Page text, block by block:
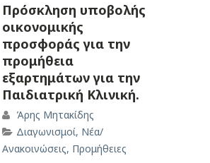
Πρόσκληση υποβολής
οικονομικής
προσφοράς για την
προμήθεια
εξαρτημάτων για την
Παιδιατρική Κλινική.
Άρης Μητακίδης
Διαγωνισμοί, Νέα/
Ανακοινώσεις, Προμήθειες